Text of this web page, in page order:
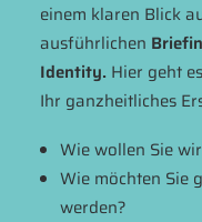
einem klaren Blick
ausführlichen
Identity. Hier geht
Ihr ganzheitliches
Wie wollen Sie
Wie möchten Sie
werden?